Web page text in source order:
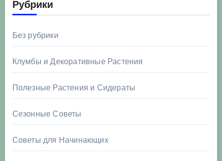
Рубрики
Без рубрики
Клумбы и Декоративные Растения
Полезные Растения и Сидераты
Сезонные Советы
Советы для Начинающих